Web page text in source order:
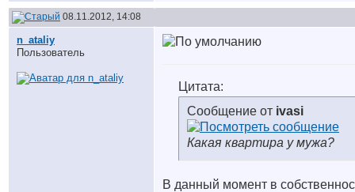
08.11.2012, 14:08
n_ataliy
Пользователь
Цитата:
Сообщение от ivasi
Какая квартира у мужа?
В данный момент в